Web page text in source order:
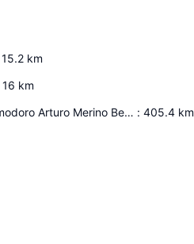
15.2 km
16 km
Aeropuerto Internacional Comodoro Arturo Merino Benítez : 405.4 km